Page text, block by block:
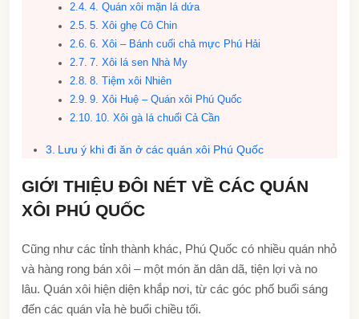
4. Quán xôi mặn lá dứa
5. Xôi ghẹ Cô Chin
6. Xôi – Bánh cuối chả mực Phú Hải
7. Xôi lá sen Nhà My
8. Tiệm xôi Nhiên
9. Xôi Huệ – Quán xôi Phú Quốc
10. Xôi gà lá chuối Cả Cần
Lưu ý khi đi ăn ở các quán xôi Phú Quốc
GIỚI THIỆU ĐÔI NÉT VỀ CÁC QUÁN
XÔI PHÚ QUỐC
Cũng như các tỉnh thành khác, Phú Quốc có nhiều quán nhỏ
và hàng rong bán xôi – một món ăn dân dã, tiện lợi và no
lâu. Quán xôi hiện diện khắp nơi, từ các góc phố buổi sáng
đến các quán vỉa hè buổi chiều tối.